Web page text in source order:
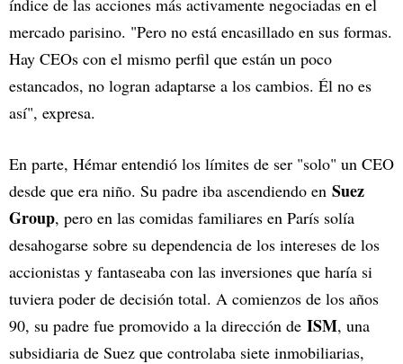
mercado parisino. "Pero no está encasillado en sus formas.
Hay CEOs con el mismo perfil que están un poco
estancados, no logran adaptarse a los cambios. Él no es
así", expresa.
En parte, Hémar entendió los límites de ser "solo" un CEO
desde que era niño. Su padre iba ascendiendo en Suez
Group, pero en las comidas familiares en París solía
desahogarse sobre su dependencia de los intereses de los
accionistas y fantaseaba con las inversiones que haría si
tuviera poder de decisión total. A comienzos de los años
90, su padre fue promovido a la dirección de ISM, una
subsidiaria de Suez que controlaba siete inmobiliarias,